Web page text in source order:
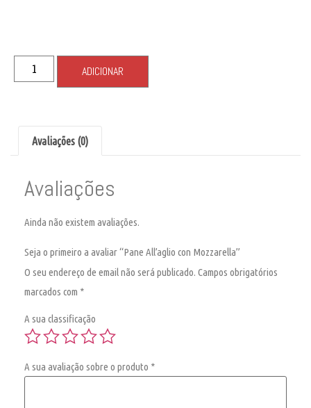
ADICIONAR
Avaliações (0)
Avaliações
Ainda não existem avaliações.
Seja o primeiro a avaliar “Pane All’aglio con Mozzarella”
O seu endereço de email não será publicado. Campos obrigatórios
marcados com *
A sua classificação
A sua avaliação sobre o produto *